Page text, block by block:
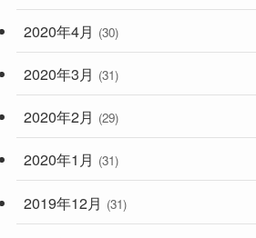
2020年4月 (30)
2020年3月 (31)
2020年2月 (29)
2020年1月 (31)
2019年12月 (31)